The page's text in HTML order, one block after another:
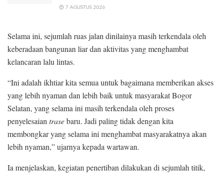
7 AGUSTUS 2026
Selama ini, sejumlah ruas jalan dinilainya masih terkendala oleh
keberadaan bangunan liar dan aktivitas yang menghambat
kelancaran lalu lintas.
“Ini adalah ikhtiar kita semua untuk bagaimana memberikan akses
yang lebih nyaman dan lebih baik untuk masyarakat Bogor
Selatan, yang selama ini masih terkendala oleh proses
penyelesaian trasebaru. Jadi paling tidak dengan kita
membongkar yang selama ini menghambat masyarakatnya akan
lebih nyaman,” ujarnya kepada wartawan.
Ia menjelaskan, kegiatan penertiban dilakukan di sejumlah titik,